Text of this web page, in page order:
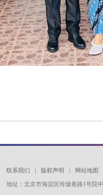
联系我们 版权声明 网站地图
地址：北京市海淀区玲珑巷路1号院